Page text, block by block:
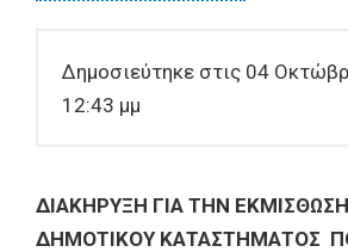
Δημοσιεύτηκε στις 04
12:43 μμ
ΔΙΑΚΗΡΥΞΗ ΓΙΑ ΤΗΝ
ΔΗΜΟΤΙΚΟΥ ΚΑΤΑΣΤΗΜΑΤΟΣ